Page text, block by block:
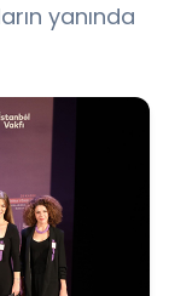
yanında